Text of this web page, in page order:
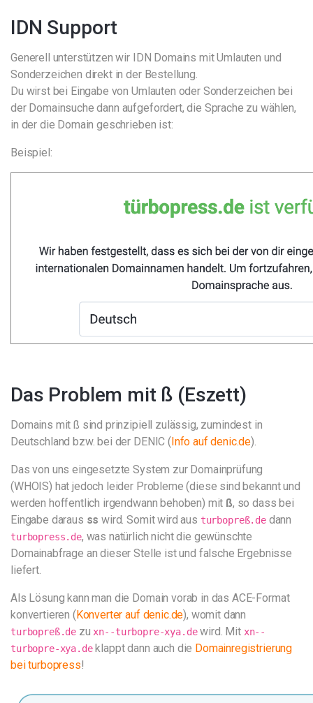
IDN Support
Generell unterstützen wir IDN Domains mit Umlauten und
Sonderzeichen direkt in der Bestellung.
Du wirst bei Eingabe von Umlauten oder Sonderzeichen bei
der Domainsuche dann aufgefordert, die Sprache zu wählen,
in der die Domain geschrieben ist:
Beispiel:
Das Problem mit ß (Eszett)
Domains mit ß sind prinzipiell zulässig, zumindest in
Deutschland bzw. bei der DENIC (Info auf denic.de).
Das von uns eingesetzte System zur Domainprüfung
(WHOIS) hat jedoch leider Probleme (diese sind bekannt und
werden hoffentlich irgendwann behoben) mit ß, so dass bei
Eingabe daraus ss wird. Somit wird aus turbopreß.dedann
turbopress.de, was natürlich nicht die gewünschte
Domainabfrage an dieser Stelle ist und falsche Ergebnisse
liefert.
Als Lösung kann man die Domain vorab in das ACE-Format
konvertieren (Konverter auf denic.de), womit dann
turbopreß.de zuxn--turbopre-xya.dewird. Mit xn--
turbopre-xya.deklappt dann auch die Domainregistrierung
bei turbopress!